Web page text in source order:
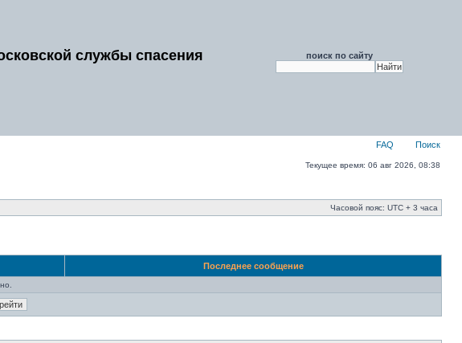
службы спасения поиск по сайту
FAQ Поиск
Текущее время: 06 авг 2026, 08:38
Часовой пояс: UTC + 3 часа
Последнее сообщение